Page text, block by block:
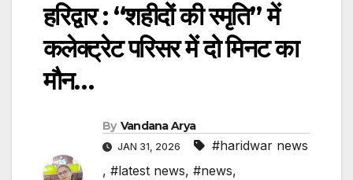
हरिद्वार : “शहीदों की स्मृति” में
कलेक्ट्रेट परिसर में दो मिनट का
मौन…
By Vandana Arya
JAN 31, 2026
#haridwar news
, #latest news, #news,